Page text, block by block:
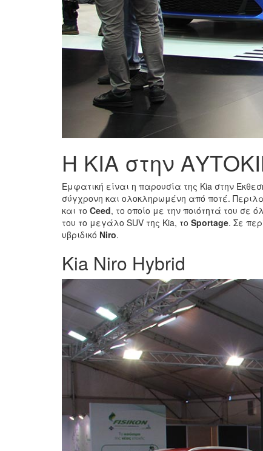
Η KIA στην
Εμφατική είναι η παρουσία της Kia στην
σύγχρονη και ολοκληρωμένη από ποτέ.
και το Ceed, το οποίο με την ποιότητά του σε
του το μεγάλο SUV της Kia, το Sportage. Σε
υβριδικό Niro.
Kia Niro Hybrid